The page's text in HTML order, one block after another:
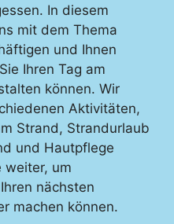
In diesem
mit dem Thema
und Ihnen
Ihren Tag am
können. Wir
Aktivitäten,
Strand, Strandurlaub
und Hautpflege
weiter, um
nächsten
machen können.